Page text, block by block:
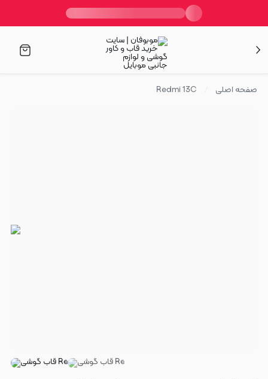
صفحه اصلی Redmi 13C